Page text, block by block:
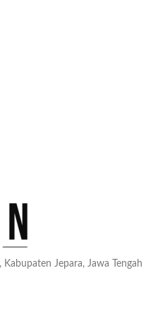
Jepara, Jawa Tengah